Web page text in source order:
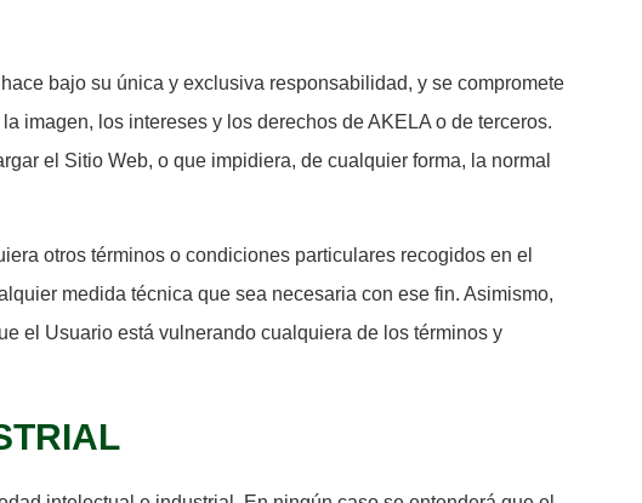
bajo su única y exclusiva responsabilidad, y se compromete
imagen, los intereses y los derechos de AKELA o de terceros.
el Sitio Web, o que impidiera, de cualquier forma, la normal
otros términos o condiciones particulares recogidos en el
medida técnica que sea necesaria con ese fin. Asimismo,
el Usuario está vulnerando cualquiera de los términos y